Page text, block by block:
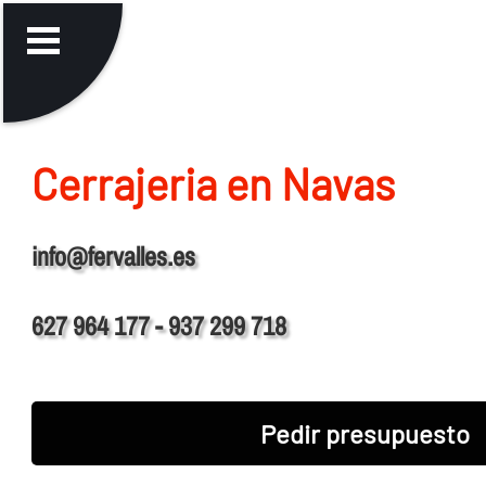
Cerrajeria en Navas
info@fervalles.es
627 964 177 - 937 299 718
Pedir presupuesto